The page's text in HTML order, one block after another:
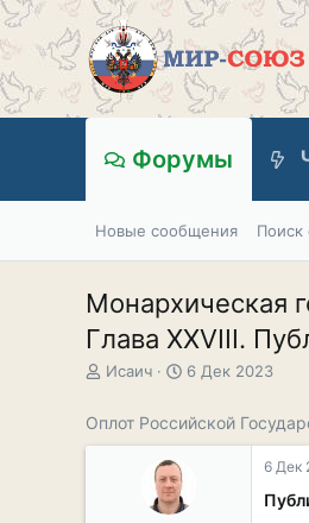
Форумы
Новые сообщения Поиск
Глава XXVIII.
А
о
Исаич
Д
а
6 Дек 2023
Оплот Российской
6 Дек